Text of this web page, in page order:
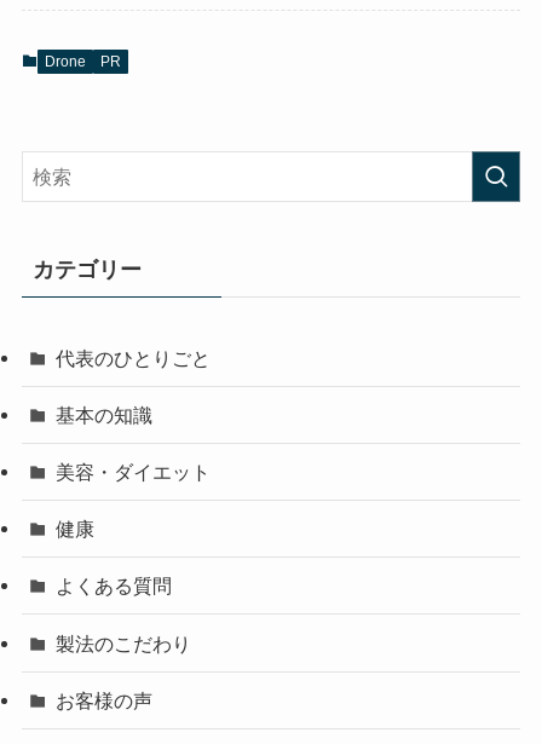
Drone PR
カテゴリー
代表のひとりごと
基本の知識
美容・ダイエット
健康
よくある質問
製法のこだわり
お客様の声